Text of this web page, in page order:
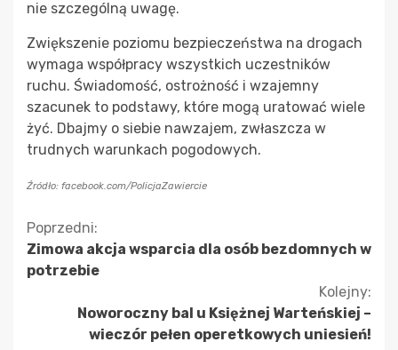
nie szczególną uwagę.
Zwiększenie poziomu bezpieczeństwa na drogach
wymaga współpracy wszystkich uczestników
ruchu. Świadomość, ostrożność i wzajemny
szacunek to podstawy, które mogą uratować wiele
żyć. Dbajmy o siebie nawzajem, zwłaszcza w
trudnych warunkach pogodowych.
Źródło: facebook.com/PolicjaZawiercie
Kontynuuj
czytanie
Poprzedni:
Zimowa akcja wsparcia dla osób bezdomnych w
potrzebie
Kolejny:
Noworoczny bal u Księżnej Warteńskiej –
wieczór pełen operetkowych uniesień!